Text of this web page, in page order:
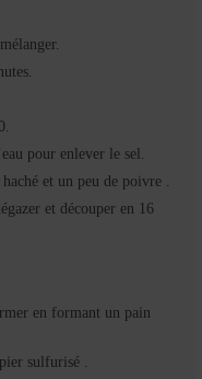
pour enlever le sel.
et un peu de poivre .
et découper en 16
en formant un pain
sulfurisé .